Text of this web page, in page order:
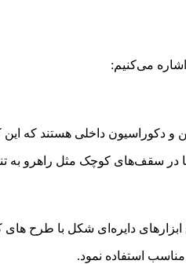
می‌کنیم:
داخلی هستند که این
دایره‌ای شکل با طرح های
استفاده نمود.